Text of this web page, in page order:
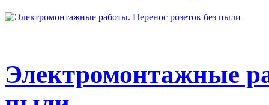
Электромонтажные